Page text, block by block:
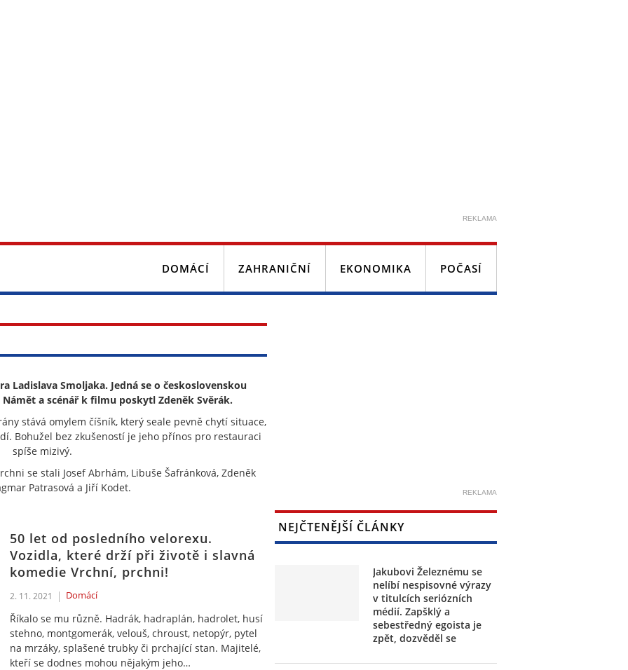
REKLAMA
DOMÁCÍ ZAHRANIČNÍ EKONOMIKA POČASÍ
Ladislava Smoljaka. Jedná se o československou
a scénář k filmu poskytl Zdeněk Svěrák.
stává omylem číšník, který seale pevně chytí situace,
Bohužel bez zkušeností je jeho přínos pro restauraci
spíše mizivý.
se stali Josef Abrhám, Libuše Šafránková, Zdeněk
Patrasová a Jiří Kodet.
50 let od posledního velorexu.
Vozidla, které drží při životě i slavná
komedie Vrchní, prchni!
2. 11. 2021 Domácí
Říkalo se mu různě. Hadrák, hadraplán, hadrolet, husí
stehno, montgomerák, velouš, chroust, netopýr, pytel
na mrzáky, splašené trubky či prchající stan. Majitelé,
kteří se dodnes mohou nějakým jeho…
REKLAMA
NEJČTENĚJŠÍ ČLÁNKY
Jakubovi Železnému se
nelíbí nespisovné výrazy
v titulcích seriózních
médií. Zapšklý a
sebestředný egoista je
zpět, dozvěděl se